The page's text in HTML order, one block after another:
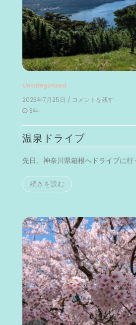
Uncategorized
2023年7月25日 / コメントを残す
ド
3年
温泉ドライブ
先日、神奈川県箱根へドライブに
続きを読む